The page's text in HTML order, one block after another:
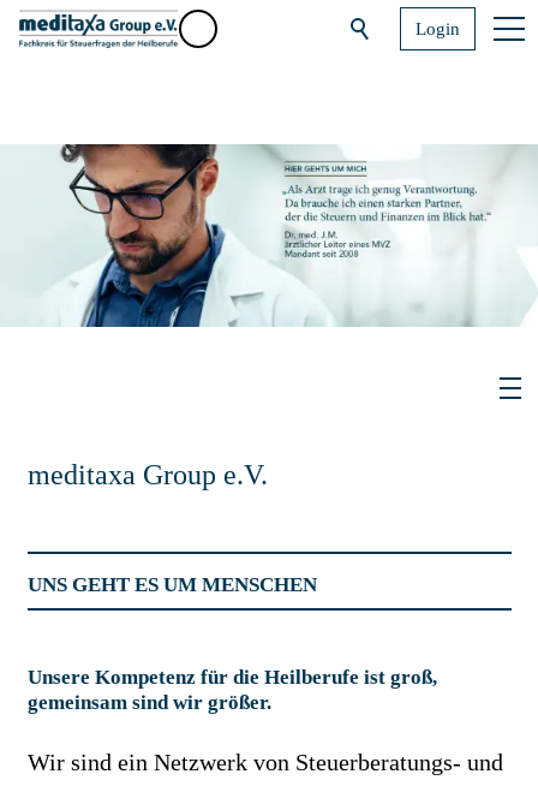
Login
meditaxa Group e.V.
UNS GEHT ES UM MENSCHEN
Unsere Kompetenz für die Heilberufe ist groß,
gemeinsam sind wir größer.
Wir sind ein Netzwerk von Steuerberatungs- und